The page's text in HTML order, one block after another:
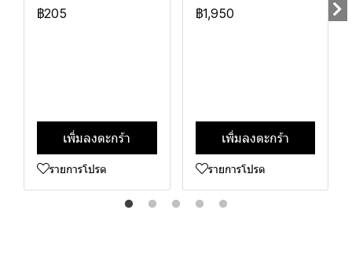
฿205
เพิ่มลงตะกร้า
รายการโปรด
฿1,950
เพิ่มลงตะกร้า
รายการโปรด